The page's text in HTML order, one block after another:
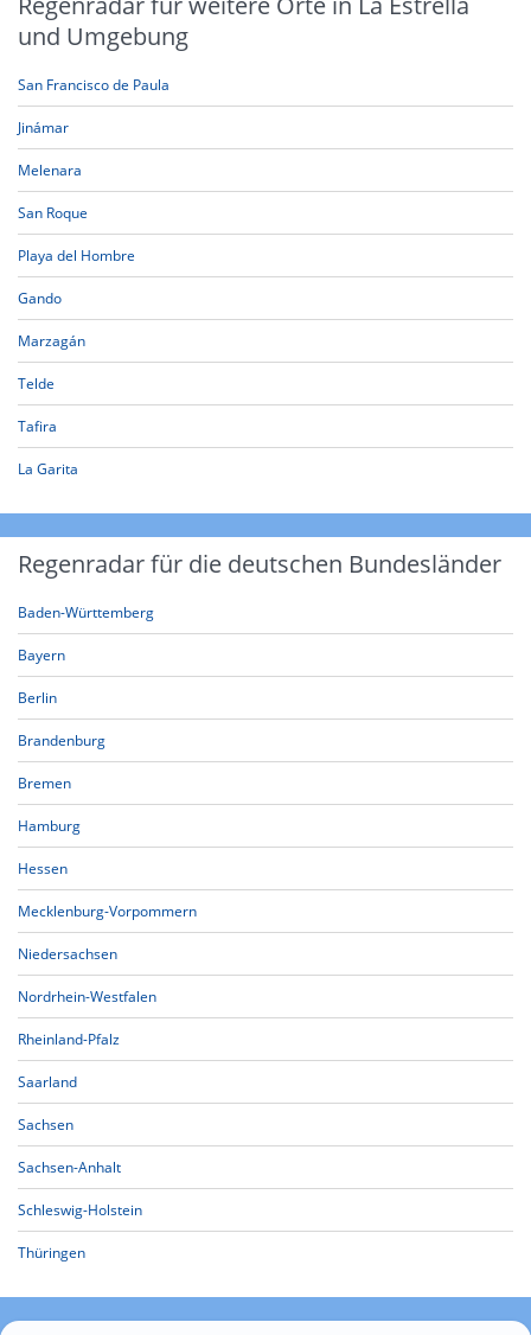
und Umgebung
San Francisco de Paula
Jinámar
Melenara
San Roque
Playa del Hombre
Gando
Marzagán
Telde
Tafira
La Garita
Regenradar für die deutschen Bundesländer
Baden-Württemberg
Bayern
Berlin
Brandenburg
Bremen
Hamburg
Hessen
Mecklenburg-Vorpommern
Niedersachsen
Nordrhein-Westfalen
Rheinland-Pfalz
Saarland
Sachsen
Sachsen-Anhalt
Schleswig-Holstein
Thüringen